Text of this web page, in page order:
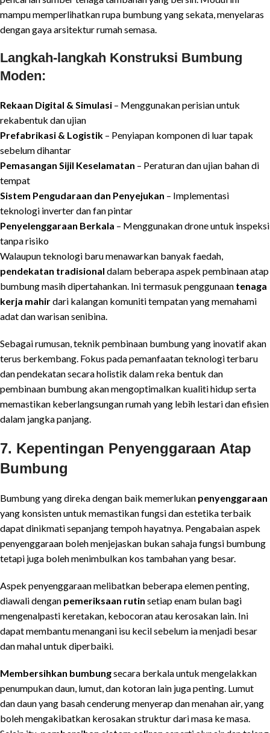
mampu memperlihatkan rupa bumbung yang sekata, menyelaras
dengan gaya arsitektur rumah semasa.
Langkah-langkah Konstruksi Bumbung
Moden:
Rekaan Digital & Simulasi – Menggunakan perisian untuk
rekabentuk dan ujian
Prefabrikasi & Logistik – Penyiapan komponen di luar tapak
sebelum dihantar
Pemasangan Sijil Keselamatan – Peraturan dan ujian bahan di
tempat
Sistem Pengudaraan dan Penyejukan – Implementasi
teknologi inverter dan fan pintar
Penyelenggaraan Berkala – Menggunakan drone untuk inspeksi
tanpa risiko
Walaupun teknologi baru menawarkan banyak faedah,
pendekatan tradisional dalam beberapa aspek pembinaan atap
bumbung masih dipertahankan. Ini termasuk penggunaan tenaga
kerja mahirdari kalangan komuniti tempatan yang memahami
adat dan warisan senibina.
Sebagai rumusan, teknik pembinaan bumbung yang inovatif akan
terus berkembang. Fokus pada pemanfaatan teknologi terbaru
dan pendekatan secara holistik dalam reka bentuk dan
pembinaan bumbung akan mengoptimalkan kualiti hidup serta
memastikan keberlangsungan rumah yang lebih lestari dan efisien
dalam jangka panjang.
7. Kepentingan Penyenggaraan Atap
Bumbung
Bumbung yang direka dengan baik memerlukan penyenggaraan
yang konsisten untuk memastikan fungsi dan estetika terbaik
dapat dinikmati sepanjang tempoh hayatnya. Pengabaian aspek
penyenggaraan boleh menjejaskan bukan sahaja fungsi bumbung
tetapi juga boleh menimbulkan kos tambahan yang besar.
Aspek penyenggaraan melibatkan beberapa elemen penting,
diawali dengan pemeriksaan rutin setiap enam bulan bagi
mengenalpasti keretakan, kebocoran atau kerosakan lain. Ini
dapat membantu menangani isu kecil sebelum ia menjadi besar
dan mahal untuk diperbaiki.
Membersihkan bumbungsecara berkala untuk mengelakkan
penumpukan daun, lumut, dan kotoran lain juga penting. Lumut
dan daun yang basah cenderung menyerap dan menahan air, yang
boleh mengakibatkan kerosakan struktur dari masa ke masa.